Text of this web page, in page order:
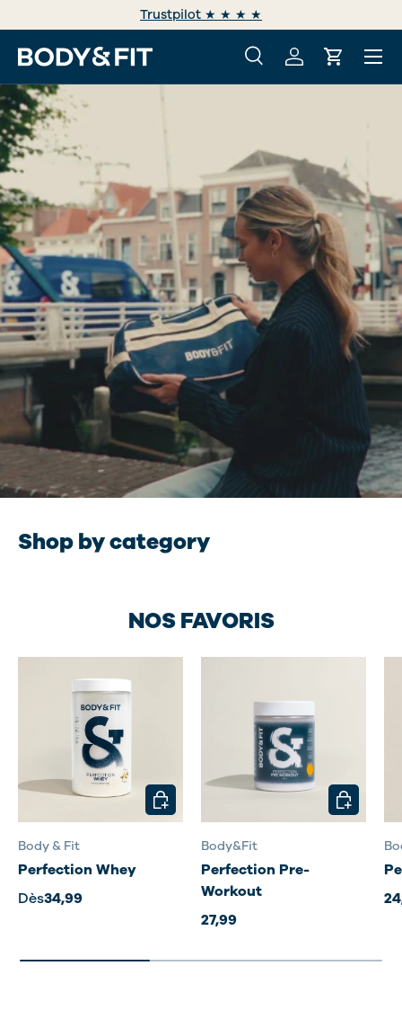
ALLER AU CONTENU
Trustpilot ★ ★ ★ ★
Recherche
Rechercher
RechercheSe connecter
Panier
Menu
Shop by category
NOS FAVORIS
Body & Fit
Perfection Whey
Dès34,99
CHOISIR LES OPTIONS
Body&Fit
Perfection Pre-
Workout
27,99
CHOISIR